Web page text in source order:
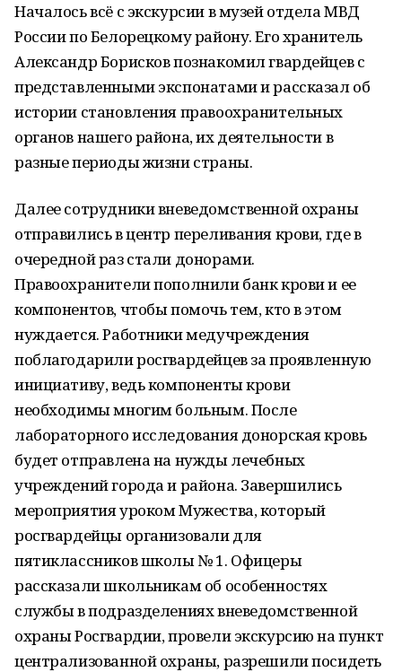
Началось всё с экскурсии в музей отдела МВД
России по Белорецкому району. Его хранитель
Александр Борисков познакомил гвардейцев с
представленными экспонатами и рассказал об
истории становления правоохранительных
органов нашего района, их деятельности в
разные периоды жизни страны.
Далее сотрудники вневедомственной охраны
отправились в центр переливания крови, где в
очередной раз стали донорами.
Правоохранители пополнили банк крови и ее
компонентов, чтобы помочь тем, кто в этом
нуждается. Работники медучреждения
поблагодарили росгвардейцев за проявленную
инициативу, ведь компоненты крови
необходимы многим больным. После
лабораторного исследования донорская кровь
будет отправлена на нужды лечебных
учреждений города и района. Завершились
мероприятия уроком Мужества, который
росгвардейцы организовали для
пятиклассников школы № 1. Офицеры
рассказали школьникам об особенностях
службы в подразделениях вневедомственной
охраны Росгвардии, провели экскурсию на пункт
централизованной охраны, разрешили посидеть